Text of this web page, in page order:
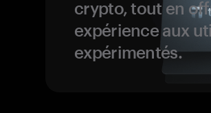
crypto, tout en
expérience aux
expérimentés.